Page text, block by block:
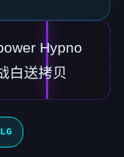
Hypno
白送拷贝